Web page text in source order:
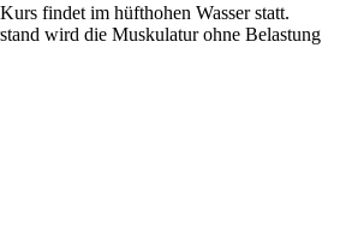
findet im hüfthohen Wasser statt.
wird die Muskulatur ohne Belastung